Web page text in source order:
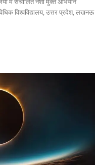
विश्वविद्यालय, उत्तर प्रदेश, लखनऊ